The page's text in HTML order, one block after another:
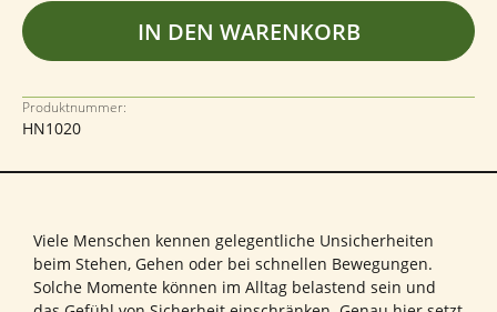
IN DEN WARENKORB
Produktnummer:
HN1020
Viele Menschen kennen gelegentliche Unsicherheiten
beim Stehen, Gehen oder bei schnellen Bewegungen.
Solche Momente können im Alltag belastend sein und